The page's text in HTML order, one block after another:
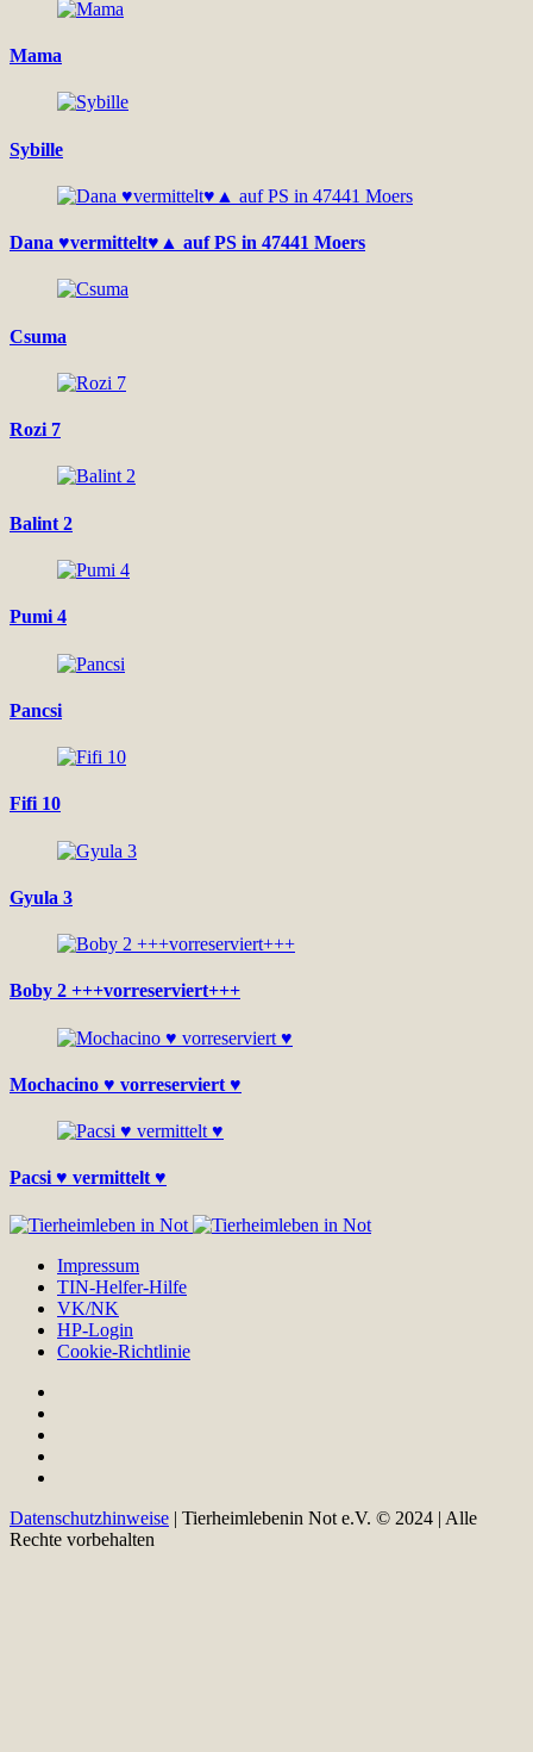
Mama
Sybille
Dana ♥vermittelt♥▲ auf PS in 47441 Moers
Csuma
Rozi 7
Balint 2
Pumi 4
Pancsi
Fifi 10
Gyula 3
Boby 2 +++vorreserviert+++
Mochacino ♥ vorreserviert ♥
Pacsi ♥ vermittelt ♥
Impressum
TIN-Helfer-Hilfe
VK/NK
HP-Login
Cookie-Richtlinie
Datenschutzhinweise | Tierheimlebenin Not e.V. © 2024 | Alle
Rechte vorbehalten